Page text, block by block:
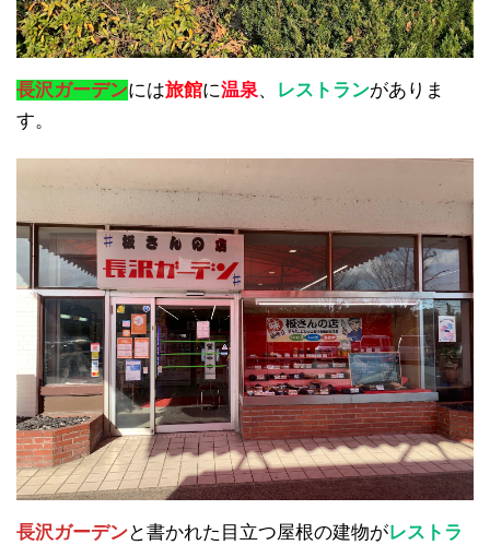
長沢ガーデンには旅館に温泉、 レストランがありま
す。
長沢ガーデンと書かれた目立つ屋根の建物がレストラ